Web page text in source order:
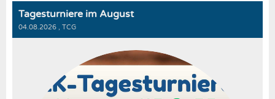
Tagesturniere im August
04.08.2026 , TCG